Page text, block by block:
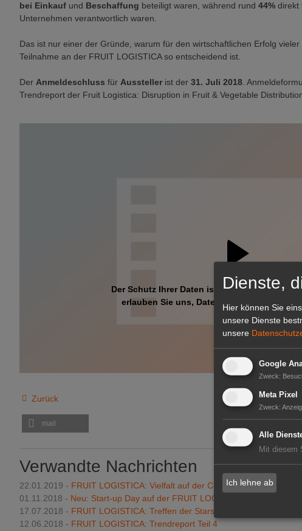
bei Einkauf und Beschaffung beteiligt waren, während rund 44% direkt
Unternehmen verantwortlich waren.
Das ist nur einer der Gründe, warum für den wirtschaftlichen Erfolg
Teilnahme an der FRUIT LOGISTICA so entscheidend ist.
Der Anmeldeschluss für Aussteller ist der 31. Juli 2018 .
Trendreport der Fruit Logistica: Disruption in Fruit & Vegetable
Der Schutz Ihrer Daten ist uns wichtig. Erst
erlauben Sie uns, Daten von Dritt-Anbieter-
Zurück
mail
Verwandte Nachrichten
22.01.2019 - FRUIT LOGISTICA: Vielfalt auf der Convenience und
01.11.2018 - Neu: Start-up Day auf der FRUIT LOGISTICA 2019
17.07.2018 - FRUIT LOGISTICA: Treffen der Stars des
12.06.2018 - FRUIT LOGISTICA: Trendreport Teil 4
Dienste,
Hier können Sie
unsere Dienste
unsere
Google
Zweck:
Meta Pixel
Zweck:
Alle
Mit diesem
Ich lehne ab